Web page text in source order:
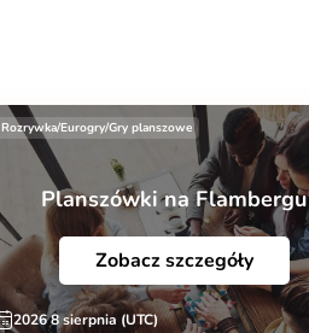
Rozrywka/Eurogry/Gry planszowe
Planszówki na Flambergu
Zobacz szczegóły
2026 8 sierpnia (UTC)